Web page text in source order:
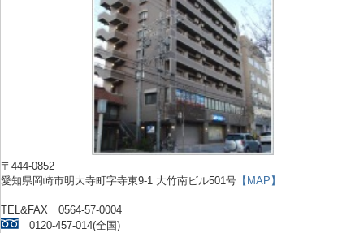
〒444-0852
愛知県岡崎市明大寺町字寺東9-1 大竹南ビル501号 【MAP】
TEL&FAX 0564-57-0004
0120-457-014(全国)